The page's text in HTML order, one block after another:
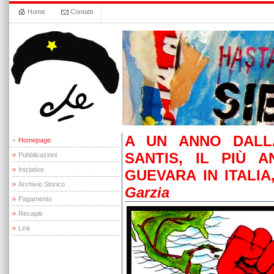
Home Contatti
Homepage
Pubblicazioni
Iniziative
Archivio Storico
Pagamento
Recapiti
Link
A UN ANNO
SANTIS, IL PIÙ
GUEVARA IN
Garzia